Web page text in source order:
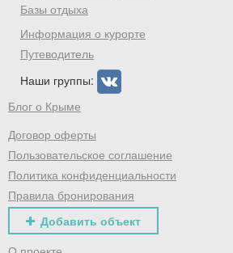
Базы отдыха
Информация о курорте
Путеводитель
Наши группы:
Блог о Крыме
Договор оферты
Пользовательское соглашение
Политика конфиденциальности
Правила бронирования
Добавить объект
Получить промокод